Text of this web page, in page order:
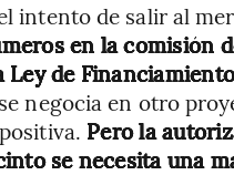
intento de salir al
en la comisión
Ley de
negocia en otro
Pero la
se necesita una